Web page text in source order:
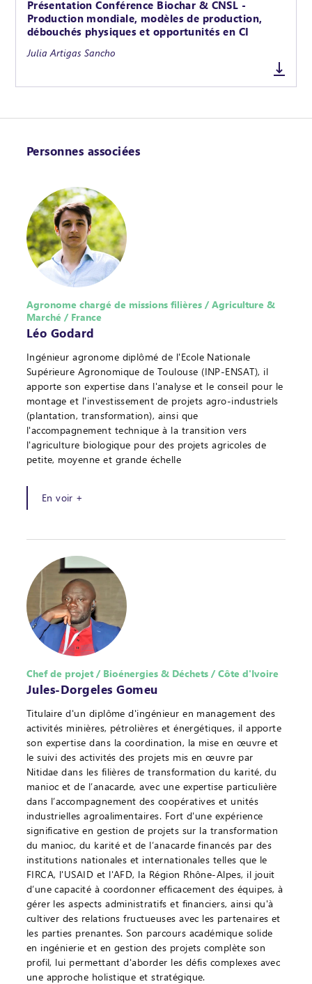
Présentation Conférence Biochar & CNSL -
Production mondiale, modèles de production,
débouchés physiques et opportunités en CI
Julia Artigas Sancho
Personnes associées
Agronome chargé de missions filières / Agriculture &
Marché / France
Léo Godard
Ingénieur agronome diplômé de l'Ecole Nationale
Supérieure Agronomique de Toulouse (INP-ENSAT), il
apporte son expertise dans l'analyse et le conseil pour le
montage et l'investissement de projets agro-industriels
(plantation, transformation), ainsi que
l'accompagnement technique à la transition vers
l'agriculture biologique pour des projets agricoles de
petite, moyenne et grande échelle
En voir +
Chef de projet / Bioénergies & Déchets / Côte d'Ivoire
Jules-Dorgeles Gomeu
Titulaire d'un diplôme d'ingénieur en management des
activités minières, pétrolières et énergétiques, il apporte
son expertise dans la coordination, la mise en œuvre et
le suivi des activités des projets mis en œuvre par
Nitidae dans les filières de transformation du karité, du
manioc et de l’anacarde, avec une expertise particulière
dans l’accompagnement des coopératives et unités
industrielles agroalimentaires. Fort d'une expérience
significative en gestion de projets sur la transformation
du manioc, du karité et de l’anacarde financés par des
institutions nationales et internationales telles que le
FIRCA, l'USAID et l'AFD, la Région Rhône-Alpes, il jouit
d’une capacité à coordonner efficacement des équipes, à
gérer les aspects administratifs et financiers, ainsi qu'à
cultiver des relations fructueuses avec les partenaires et
les parties prenantes. Son parcours académique solide
en ingénierie et en gestion des projets complète son
profil, lui permettant d'aborder les défis complexes avec
une approche holistique et stratégique.